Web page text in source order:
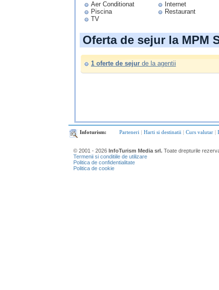
Aer Conditionat
Internet
Piscina
Restaurant
TV
Oferta de sejur la MPM
1 oferte de sejur de la agentii
Infoturism: Parteneri | Harti si destinatii | Curs valutar |
© 2001 - 2026 InfoTurism Media srl. Toate drepturile
Termenii si conditiile de utilizare
Politica de confidentialitate
Politica de cookie